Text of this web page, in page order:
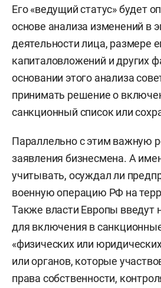
Его «ведущий статус» будет
основе анализа изменений в
деятельности лица, размере
капиталовложений и других
основании этого анализа
принимать решение о
санкционный список или
Параллельно с этим важную
заявления бизнесмена. А
учитывать, осуждал ли
военную операцию РФ на
Также власти Европы введут
для включения в
«физических или
или органов, которые
права собственности,